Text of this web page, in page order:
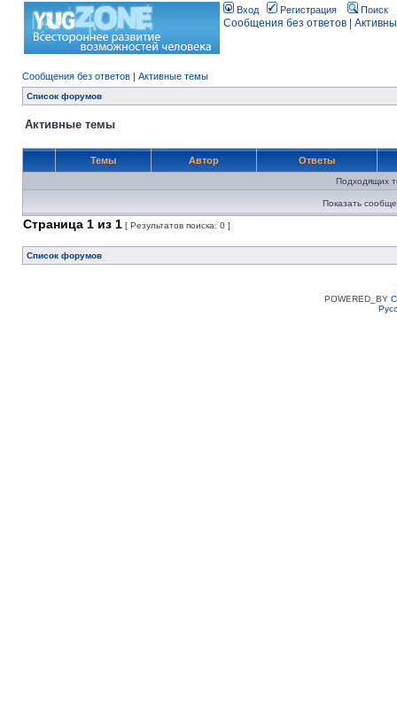
Вход Регистрация Поиск
Сообщения без ответов
Сообщения без ответов | Активные темы
Список форумов
Активные темы
Темы Автор Ответы
Подходящих
Показать
Страница 1 из 1 [ Результатов поиска: 0 ]
Список форумов
POWERED_BY